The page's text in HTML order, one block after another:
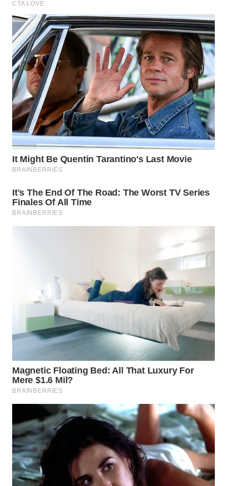
WN
KALTARA
WN
KALSEL
WN
KALTIM
WN
SULSEL
WN
WN
MALUT
WN
DAIRI
DANAU
TOBA
WN
WN
LANGKAT
WN